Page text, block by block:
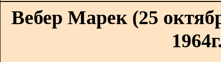
Вебер Марек (25